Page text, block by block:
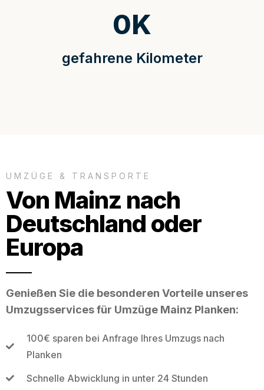
gefahrene Kilometer
0K
UMZÜGE & TRANSPORTE
Von Mainz nach
Deutschland oder
Europa
Genießen Sie die besonderen Vorteile unseres
Umzugsservices für Umzüge Mainz Planken:
100€ sparen bei Anfrage Ihres Umzugs nach
Planken
Schnelle Abwicklung in unter 24 Stunden